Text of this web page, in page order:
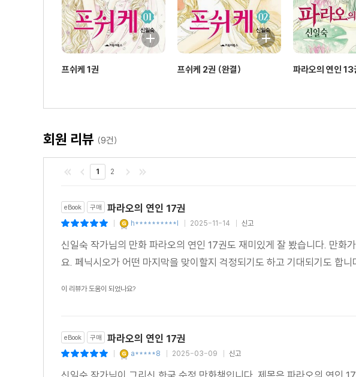
프쉬케 1권 프쉬케 2권 (완결) 파라오의 연인 13
회원 리뷰 (9건)
1 2
eBook 구매 파라오의 연인 17권
h**********l 2025-11-14 신고
신일숙 작가님의 만화 파라오의 연인 17권도 재미있게 잘 봤습니다. 만화
요. 페닉시오가 어떤 마지막을 맞이할지 걱정되기도 하고 기대되기도 합니
이 리뷰가 도움이 되었나요?
eBook 구매 파라오의 연인 17권
a*****8 2025-03-09 신고